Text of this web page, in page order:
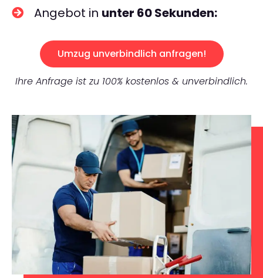
Angebot in unter 60 Sekunden:
Umzug unverbindlich anfragen!
Ihre Anfrage ist zu 100% kostenlos & unverbindlich.